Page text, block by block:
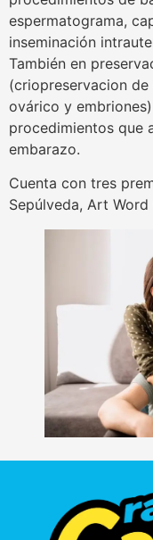
espermatograma,
inseminación
También en
(criopreservacion
ovárico y
procedimientos que
embarazo.
Cuenta con tres
Sepúlveda, Art